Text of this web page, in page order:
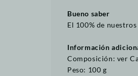
Bueno saber
El 100% de
Información
Composición: ver
Peso: 100 g